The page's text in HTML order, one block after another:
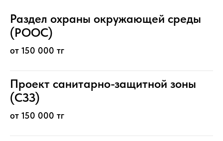
Раздел охраны окружающей среды
(РООС)
от 150 000 тг
Проект санитарно-защитной зоны
(СЗЗ)
от 150 000 тг